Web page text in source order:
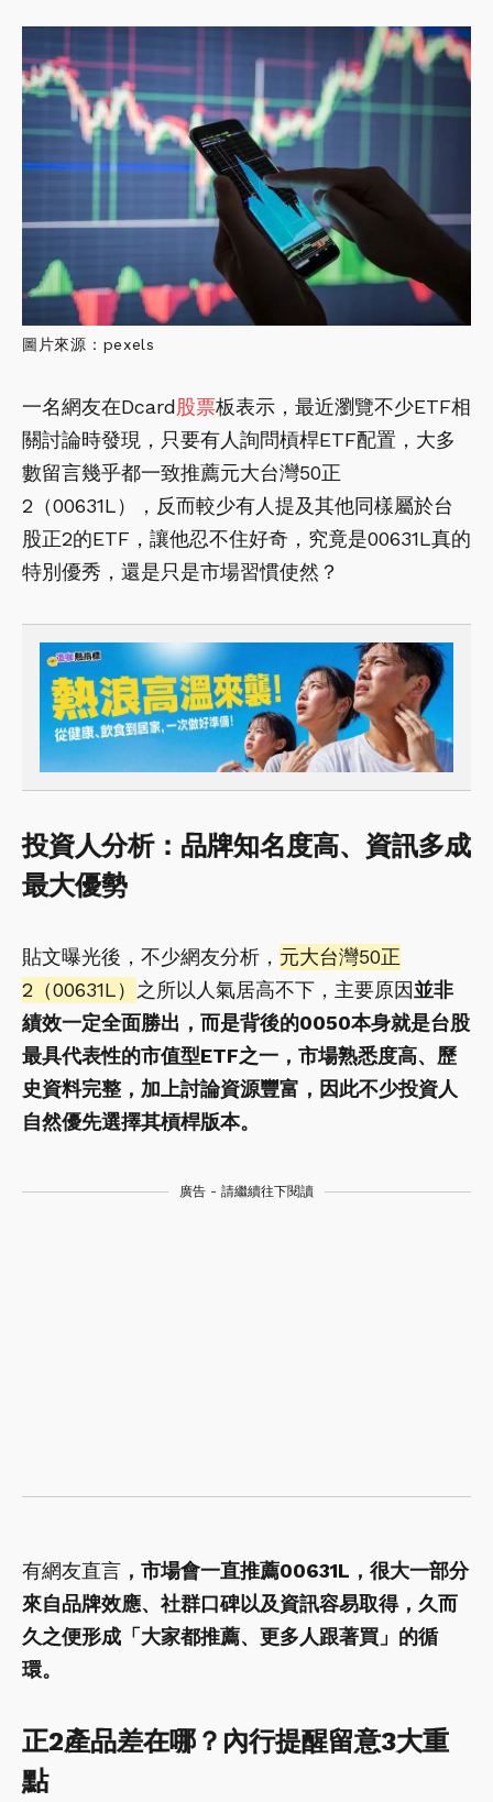
圖片來源：pexels
一名網友在Dcard股票板表示，最近瀏覽不少ETF相
關討論時發現，只要有人詢問槓桿ETF配置，大多
數留言幾乎都一致推薦元大台灣50正
2（00631L），反而較少有人提及其他同樣屬於台
股正2的ETF，讓他忍不住好奇，究竟是00631L真的
特別優秀，還是只是市場習慣使然？
投資人分析：品牌知名度高、資訊多成
最大優勢
貼文曝光後，不少網友分析， 元大台灣50正
2（00631L） 之所以人氣居高不下，主要原因並非
績效一定全面勝出，而是背後的0050本身就是台股
最具代表性的市值型ETF之一，市場熟悉度高、歷
史資料完整，加上討論資源豐富，因此不少投資人
自然優先選擇其槓桿版本。
廣告 - 請繼續往下閱讀
有網友直言 ，市場會一直推薦00631L，很大一部分
來自品牌效應、社群口碑以及資訊容易取得，久而
久之便形成「大家都推薦、更多人跟著買」的循
環。
正2產品差在哪？內行提醒留意3大重
點